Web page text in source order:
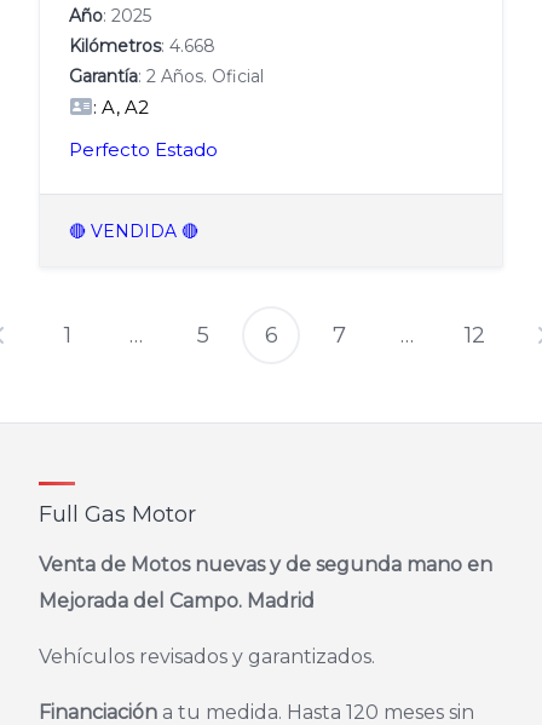
Año: 2025
Kilómetros: 4.668
Garantía: 2 Años. Oficial
: A, A2
Perfecto Estado
🔴 VENDIDA 🔴
Paginación
1 … 5 6 7 … 12
Full Gas Motor
Venta de Motos nuevas y de segunda mano en
Mejorada del Campo. Madrid
Vehículos revisados y garantizados.
Financiación a tu medida. Hasta 120 meses sin